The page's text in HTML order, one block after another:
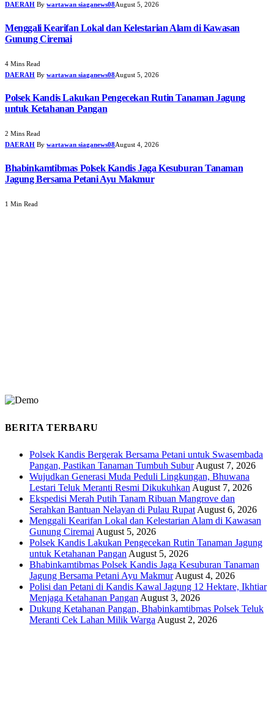
DAERAH By wartawan siaganews08August 5, 2026
Menggali Kearifan Lokal dan Kelestarian Alam di Kawasan
Gunung Ciremai
4 Mins Read
DAERAH By wartawan siaganews08August 5, 2026
Polsek Kandis Lakukan Pengecekan Rutin Tanaman Jagung
untuk Ketahanan Pangan
2 Mins Read
DAERAH By wartawan siaganews08August 4, 2026
Bhabinkamtibmas Polsek Kandis Jaga Kesuburan Tanaman
Jagung Bersama Petani Ayu Makmur
1 Min Read
BERITA TERBARU
Polsek Kandis Bergerak Bersama Petani untuk Swasembada
Pangan, Pastikan Tanaman Tumbuh Subur August 7, 2026
Wujudkan Generasi Muda Peduli Lingkungan, Bhuwana
Lestari Teluk Meranti Resmi Dikukuhkan August 7, 2026
Ekspedisi Merah Putih Tanam Ribuan Mangrove dan
Serahkan Bantuan Nelayan di Pulau Rupat August 6, 2026
Menggali Kearifan Lokal dan Kelestarian Alam di Kawasan
Gunung Ciremai August 5, 2026
Polsek Kandis Lakukan Pengecekan Rutin Tanaman Jagung
untuk Ketahanan Pangan August 5, 2026
Bhabinkamtibmas Polsek Kandis Jaga Kesuburan Tanaman
Jagung Bersama Petani Ayu Makmur August 4, 2026
Polisi dan Petani di Kandis Kawal Jagung 12 Hektare, Ikhtiar
Menjaga Ketahanan Pangan August 3, 2026
Dukung Ketahanan Pangan, Bhabinkamtibmas Polsek Teluk
Meranti Cek Lahan Milik Warga August 2, 2026